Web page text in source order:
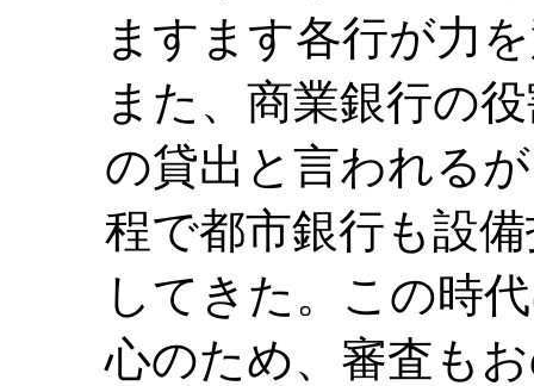
ますます各行が力
また、商業銀行の
の貸出と言われる
程で都市銀行も設
してきた。この時
心のため、審査も